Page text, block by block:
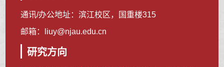
通讯/办公地址：滨江校区，国重楼315
邮箱：
liuy@njau.edu.cn
研究方向